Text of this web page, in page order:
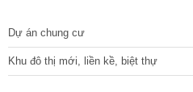
Dự án chung cư
Khu đô thị mới, liền kề, biệt thự